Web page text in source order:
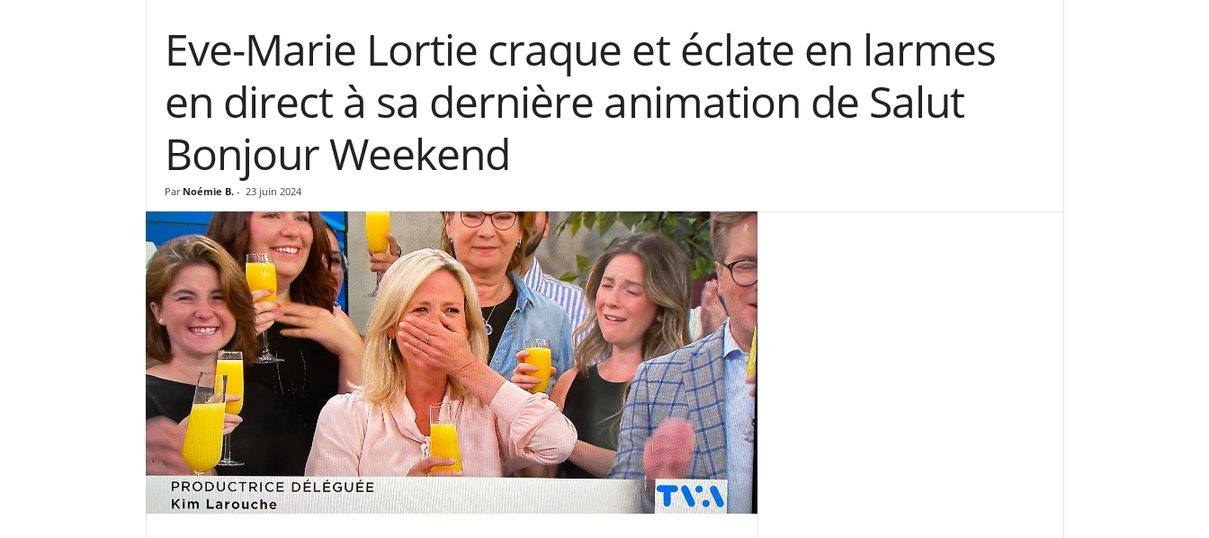
Eve-Marie Lortie craque et éclate en larmes
en direct à sa dernière animation de Salut
Bonjour Weekend
Par Noémie B. - 23 juin 2024